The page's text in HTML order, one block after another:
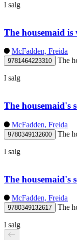
I salg
The housemaid is
McFadden, Freida
9781464223310 The
I salg
The housemaid's
McFadden, Freida
9780349132600 The
I salg
The housemaid's
McFadden, Freida
9780349132617 The
I salg